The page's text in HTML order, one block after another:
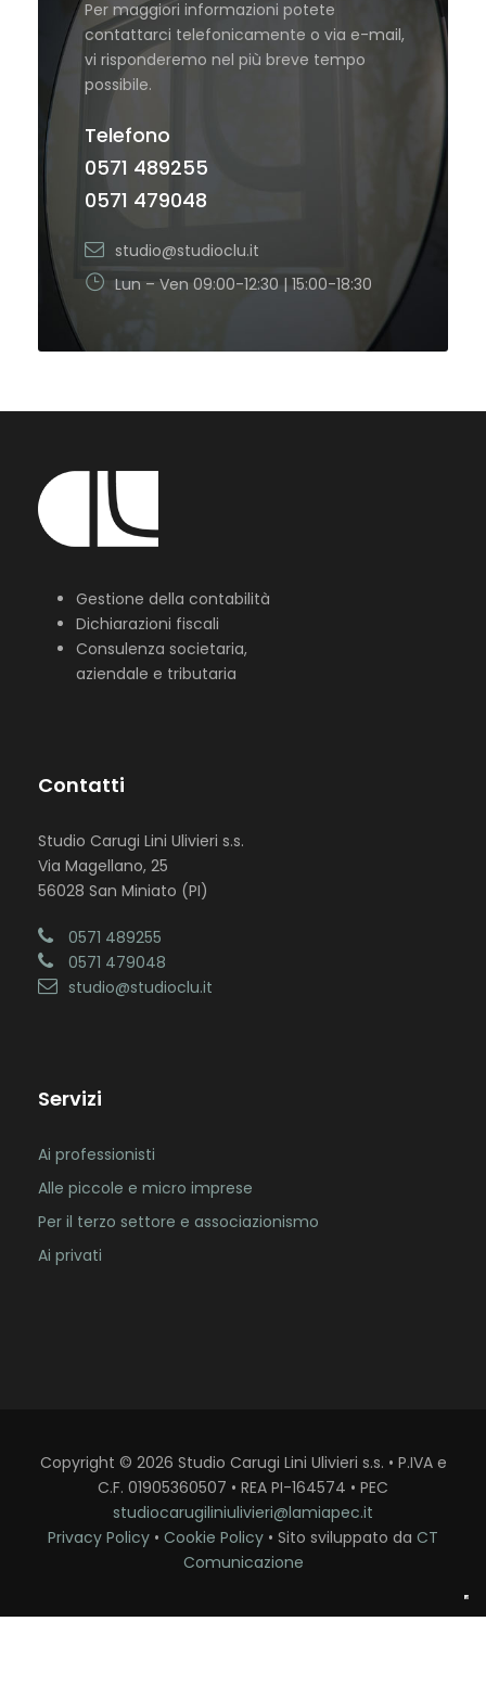
Per maggiori informazioni potete
contattarci telefonicamente o via e-mail,
vi risponderemo nel più breve tempo
possibile.
Telefono
0571 489255
0571 479048
studio@studioclu.it
Lun – Ven 09:00-12:30 | 15:00-18:30
Gestione della contabilità
Dichiarazioni fiscali
Consulenza societaria,
aziendale e tributaria
Contatti
Studio Carugi Lini Ulivieri s.s.
Via Magellano, 25
56028 San Miniato (PI)
0571 489255
0571 479048
studio@studioclu.it
Servizi
Ai professionisti
Alle piccole e micro imprese
Per il terzo settore e associazionismo
Ai privati
Copyright © 2026 Studio Carugi Lini Ulivieri s.s. • P.IVA e
C.F. 01905360507 • REA PI-164574 • PEC
studiocarugiliniulivieri@lamiapec.it
Privacy Policy • Cookie Policy • Sito sviluppato da CT
Comunicazione